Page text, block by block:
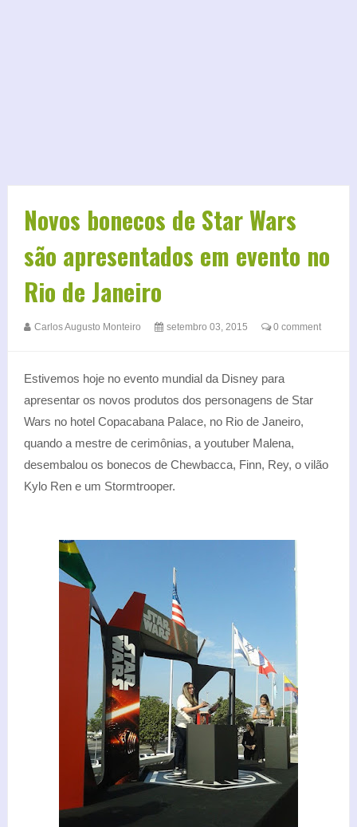
Novos bonecos de Star Wars
são apresentados em evento no
Rio de Janeiro
Carlos Augusto Monteiro setembro 03, 2015 0 comment
Estivemos hoje no evento mundial da Disney para
apresentar os novos produtos dos personagens de Star
Wars no hotel Copacabana Palace, no Rio de Janeiro,
quando a mestre de cerimônias, a youtuber Malena,
desembalou os bonecos de Chewbacca, Finn, Rey, o vilão
Kylo Ren e um Stormtrooper.